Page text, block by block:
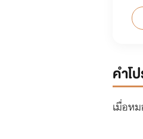
คำโ
เมื่อห